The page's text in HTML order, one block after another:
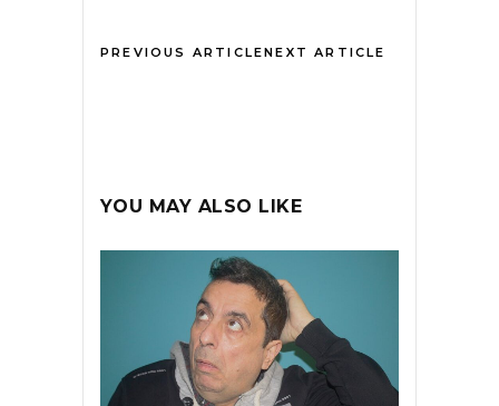
PREVIOUS ARTICLENEXT ARTICLE
YOU MAY ALSO LIKE